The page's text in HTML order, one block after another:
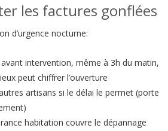
les factures gonflées
d’urgence nocturne:
intervention, même à 3h du matin,
peut chiffrer l’ouverture
artisans si le délai le permet (porte
habitation couvre le dépannage